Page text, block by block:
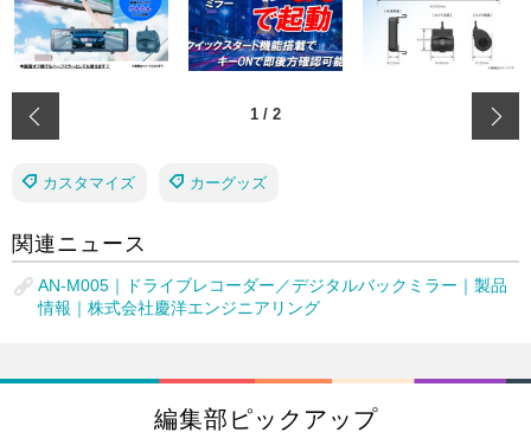
1 / 2
カスタマイズ カーグッズ
関連ニュース
AN-M005｜ドライブレコーダー／デジタルバックミラー｜製品
情報｜株式会社慶洋エンジニアリング
編集部ピックアップ